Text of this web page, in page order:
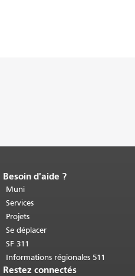
Fin du contenu de la page.
cette page se répète sur chaque page.
Retour au haut du contenu principal
Besoin d'aide ?
Muni
Services
Projets
Se déplacer
SF 311
Informations régionales 511
Restez connectés